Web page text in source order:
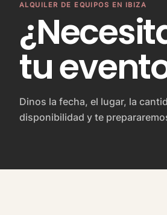
ALQUILER DE EQUIPOS EN IBIZA
tu
Dinos la fecha, el lugar, la
disponibilidad y te